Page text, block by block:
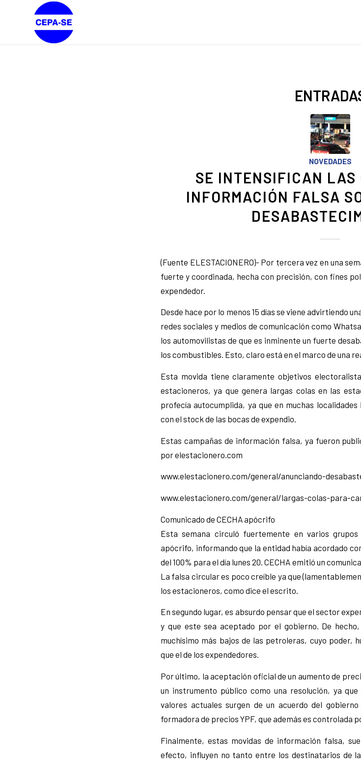
NOVEDADES
SE INTENSIFICAN LAS
INFORMACIÓN FALSA
(Fuente ELESTACIONERO)- Por tercera vez en una
fuerte y coordinada, hecha con precisión, con fines
expendedor.
Desde hace por lo menos 15 días se viene advirtiendo
redes sociales y medios de comunicación como
los automovilistas de que es inminente un fuerte
los combustibles. Esto, claro está en el marco de una
Esta movida tiene claramente objetivos
estacioneros, ya que genera largas colas en las
profecía autocumplida, ya que en muchas
con el stock de las bocas de expendio.
Estas campañas de información falsa, ya fueron
por elestacionero.com
www.elestacionero.com/general/anunciando-
www.elestacionero.com/general/largas-colas-para-
Comunicado de CECHA apócrifo
Esta semana circuló fuertemente en varios grupos
apócrifo, informando que la entidad había acordado
del 100% para el día lunes 20. CECHA emitió un
La falsa circular es poco creíble ya que
los estacioneros, como dice el escrito.
En segundo lugar, es absurdo pensar que el sector
y que este sea aceptado por el gobierno. De
muchísimo más bajos de las petroleras, cuyo poder,
que el de los expendedores.
Por último, la aceptación oficial de un aumento de
un instrumento público como una resolución, ya
valores actuales surgen de un acuerdo del
formadora de precios YPF, que además es controlada
Finalmente, estas movidas de información falsa,
efecto, influyen no tanto entre los destinatarios de